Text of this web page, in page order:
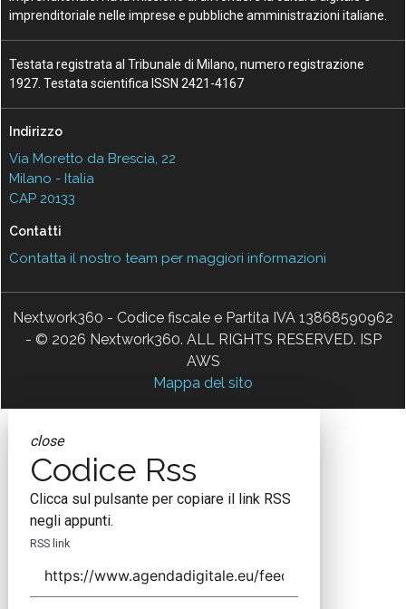
imprenditoriale nelle imprese e pubbliche amministrazioni italiane.
Testata registrata al Tribunale di Milano, numero registrazione
1927. Testata scientifica ISSN 2421-4167
Indirizzo
Via Moretto da Brescia, 22
Milano - Italia
CAP 20133
Contatti
Contatta il nostro team per maggiori informazioni
Nextwork360 - Codice fiscale e Partita IVA 13868590962
- © 2026 Nextwork360. ALL RIGHTS RESERVED. ISP
AWS
Mappa del sito
close
Codice Rss
Clicca sul pulsante per copiare il link RSS
negli appunti.
RSS link